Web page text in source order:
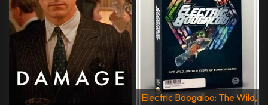
Electric Boogaloo: The Wild,